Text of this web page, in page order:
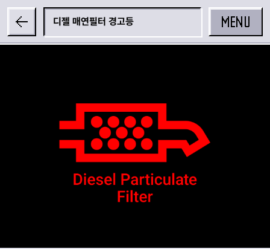
MENU
디젤 매연필터 경고등